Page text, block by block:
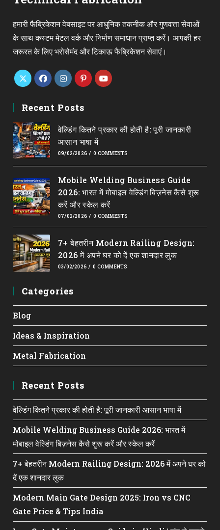
हमारी फैब्रिकेशन वेबसाइट पर आधुनिक तकनीक और गुणवत्ता सेवाओं
के साथ कस्टम मेटल वर्क और निर्माण समाधान प्राप्त करें। आपकी हर
जरूरत के लिए भरोसेमंद और टिकाऊ फैब्रिकेशन सेवाएं।
in
new
tab
in
new
tab
in
new
tab
in
new
tab
new
tab
Recent Posts
वेल्डिंग कितने प्रकार की होती है: पूरी जानकारी
आसान भाषा में
09/02/2026 / 0 COMMENTS
Mobile Welding Business Guide
2026: भारत में मोबाइल वेल्डिंग बिज़नेस कैसे शुरू
करें और स्केल करें
07/02/2026 / 0 COMMENTS
7+ बेहतरीन Modern Railing Design:
2026 में अपने घर को दें एक शानदार लुक
03/02/2026 / 0 COMMENTS
Categories
Blog
Ideas & Inspiration
Metal Fabrication
Recent Posts
वेल्डिंग कितने प्रकार की होती है: पूरी जानकारी आसान भाषा में
Mobile Welding Business Guide 2026: भारत में
मोबाइल वेल्डिंग बिज़नेस कैसे शुरू करें और स्केल करें
7+ बेहतरीन Modern Railing Design: 2026 में अपने घर को
दें एक शानदार लुक
Modern Main Gate Design 2025: Iron vs CNC
Gate Price & Tips India